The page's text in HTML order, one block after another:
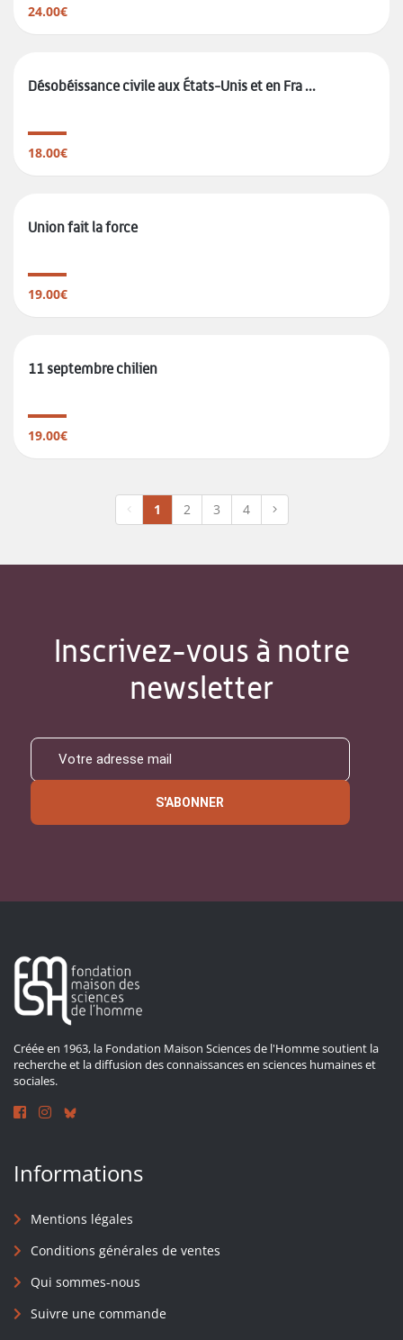
24.00€
Désobéissance civile aux États-Unis et en Fra ...
18.00€
Union fait la force
19.00€
11 septembre chilien
19.00€
1 2 3 4
Inscrivez-vous à notre
newsletter
S'ABONNER
Créée en 1963, la Fondation Maison Sciences de l'Homme soutient la
recherche et la diffusion des connaissances en sciences humaines et
sociales.
Informations
Mentions légales
Conditions générales de ventes
Qui sommes-nous
Suivre une commande